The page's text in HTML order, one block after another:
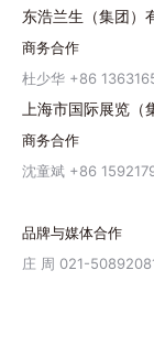
东浩兰生（集团）
商务合作
杜少华 +86
上海市国际展览（
商务合作
沈童斌 +86
品牌与媒体合作
庄 周 021-